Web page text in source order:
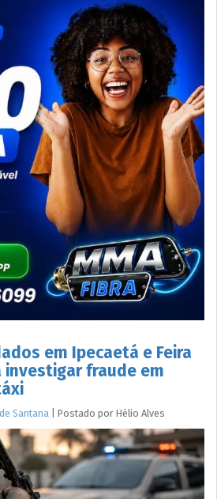
em Ipecaetá e Feira
investigar fraude em
Santana Postado por Hélio Alves